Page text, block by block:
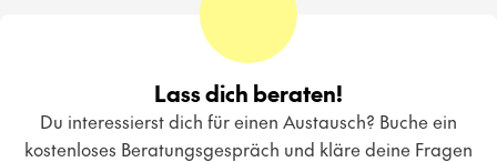
Lass dich beraten!
Du interessierst dich für einen Austausch? Buche ein
kostenloses Beratungsgespräch und kläre deine Fragen